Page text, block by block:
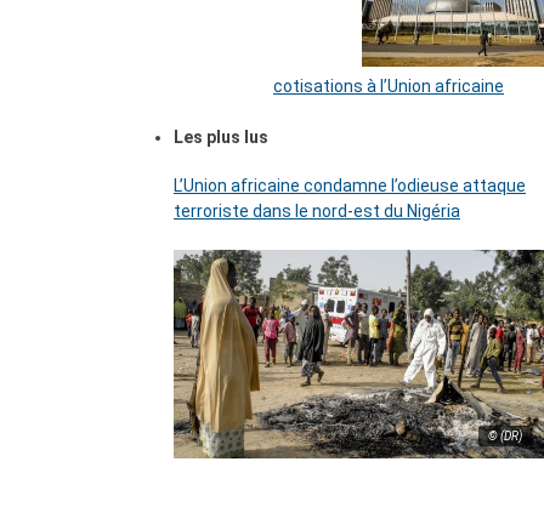
cotisations à l’Union africaine
Les plus lus
L’Union africaine condamne l’odieuse attaque
terroriste dans le nord-est du Nigéria
© (DR)